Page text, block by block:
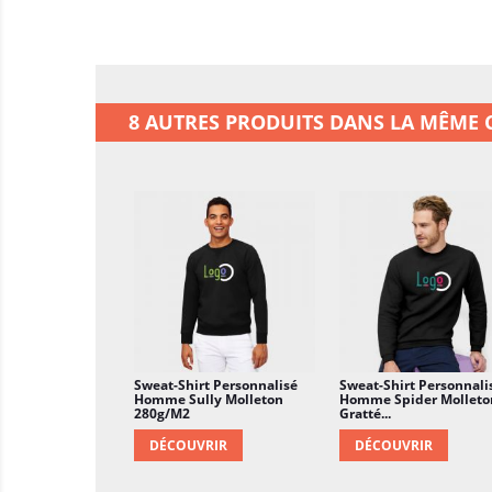
8 AUTRES PRODUITS DANS LA MÊME
Sweat-Shirt Personnalisé
Homme Sully Molleton
280g/m2
DÉCOUVRIR
Sweat-Shirt
Homme Spider
Gratté...
DÉCOUVRIR